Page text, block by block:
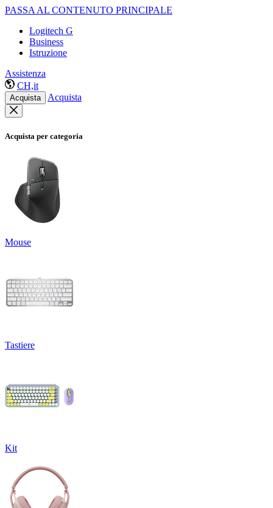
PASSA AL CONTENUTO PRINCIPALE
Logitech G
Business
Istruzione
Assistenza
CH,it
Acquista Acquista
Acquista per categoria
Mouse
Tastiere
Kit